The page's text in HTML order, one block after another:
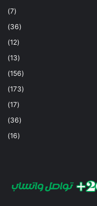
(7)
(36)
(12)
(13)
(156)
(173)
(17)
(36)
(16)